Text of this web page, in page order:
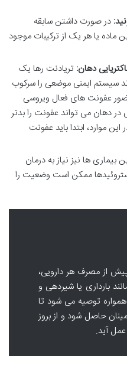
در صورت داشتن سابقه
یا هر یک از ترکیبات موجود
دهان: تریادنت رها یک
سیستم ایمنی موضعی را سرکوب
حضور عفونت های فعال ویروسی
در دهان می تواند عفونت را بدتر
موارد، ابتدا باید عفونت
بیماری ها نیز نیاز به درمان
ممکن است وضعیت را
از مصرف هر دارویی،
بارداری یا شیردهی و
توصیه می شود تا
حاصل شود و از بروز
آید.